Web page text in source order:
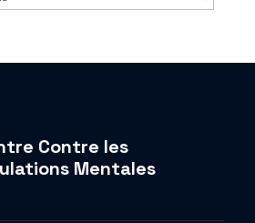
Contre les
Mentales